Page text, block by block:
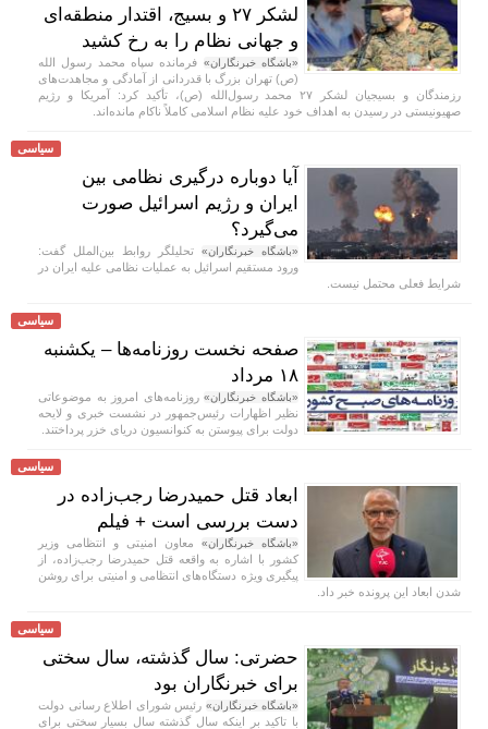
لشکر ۲۷ و بسیج، اقتدار منطقه‌ای
و جهانی نظام را به رخ کشید
«باشگاه خبرنگاران» فرمانده سپاه محمد رسول الله
(ص) تهران بزرگ با قدردانی از آمادگی و مجاهدت‌های
رزمندگان و بسیجیان لشکر ۲۷ محمد رسول‌الله (ص)، تأکید کرد: آمریکا و رژیم
صهیونیستی در رسیدن به اهداف خود علیه نظام اسلامی کاملاً ناکام مانده‌اند.
سیاسی
آیا دوباره درگیری نظامی بین
ایران و رژیم اسرائیل صورت
می‌گیرد؟
«باشگاه خبرنگاران» تحلیلگر روابط بین‌الملل گفت:
ورود مستقیم اسرائیل به عملیات نظامی علیه ایران در
شرایط فعلی محتمل نیست.
سیاسی
صفحه نخست روزنامه‌ها – یکشنبه
۱۸ مرداد
«باشگاه خبرنگاران»روزنامه‌های امروز به موضوعاتی
نظیر اظهارات رئیس‌جمهور در نشست خبری و لایحه
دولت برای پیوستن به کنوانسیون دریای خزر پرداختند.
سیاسی
ابعاد قتل حمیدرضا رجب‌زاده در
دست بررسی است + فیلم
«باشگاه خبرنگاران» معاون امنیتی و انتظامی وزیر
کشور با اشاره به واقعه قتل حمیدرضا رجب‌زاده، از
پیگیری ویژه دستگاه‌های انتظامی و امنیتی برای روشن
شدن ابعاد این پرونده خبر داد.
سیاسی
حضرتی: سال گذشته، سال سختی
برای خبرنگاران بود
«باشگاه خبرنگاران» رئیس شورای اطلاع رسانی دولت
با تاکید بر اینکه سال گذشته سال بسیار سختی برای